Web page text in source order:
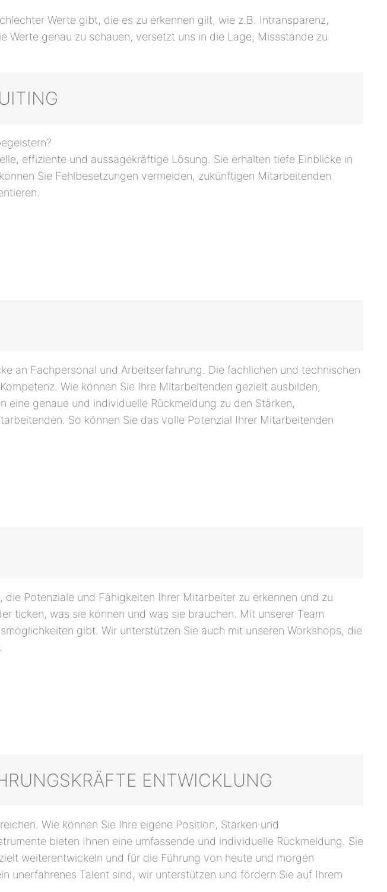
Werte gibt, die es zu erkennen gilt, wie z.B. Intransparenz,
genau zu schauen, versetzt uns in die Lage, Missstände zu
effiziente und aussagekräftige Lösung. Sie erhalten tiefe Einblicke in
Sie Fehlbesetzungen vermeiden, zukünftigen Mitarbeitenden
an Fachpersonal und Arbeitserfahrung. Die fachlichen und technischen
Wie können Sie Ihre Mitarbeitenden gezielt ausbilden,
genaue und individuelle Rückmeldung zu den Stärken,
So können Sie das volle Potenzial Ihrer Mitarbeitenden
Potenziale und Fähigkeiten Ihrer Mitarbeiter zu erkennen und zu
ticken, was sie können und was sie brauchen. Mit unserer Team
gibt. Wir unterstützen Sie auch mit unseren Workshops, die
ENTWICKLUNG
Wie können Sie Ihre eigene Position, Stärken und
bieten Ihnen eine umfassende und individuelle Rückmeldung. Sie
weiterentwickeln und für die Führung von heute und morgen
unerfahrenes Talent sind, wir unterstützen und fördern Sie auf Ihrem